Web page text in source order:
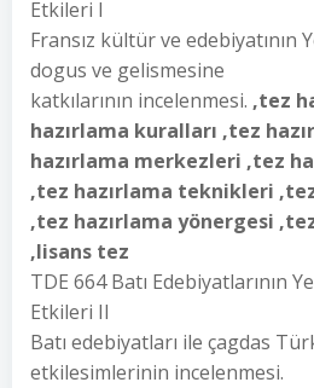
Etkileri I
Fransız kültür ve edebiyatının
dogus ve gelismesine
katkılarının incelenmesi. ,tez
hazırlama kuralları ,tez
hazırlama merkezleri ,tez
,tez hazırlama teknikleri
,tez hazırlama yönergesi
,lisans tez
TDE 664 Batı Edebiyatlarının
Etkileri II
Batı edebiyatları ile çagdas
etkilesimlerinin incelenmesi.